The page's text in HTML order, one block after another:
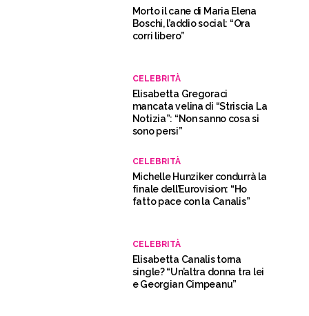
Morto il cane di Maria Elena
Boschi, l’addio social: “Ora
corri libero”
CELEBRITÀ
Elisabetta Gregoraci
mancata velina di “Striscia La
Notizia”: “Non sanno cosa si
sono persi”
CELEBRITÀ
Michelle Hunziker condurrà la
finale dell’Eurovision: “Ho
fatto pace con la Canalis”
CELEBRITÀ
Elisabetta Canalis torna
single? “Un’altra donna tra lei
e Georgian Cimpeanu”